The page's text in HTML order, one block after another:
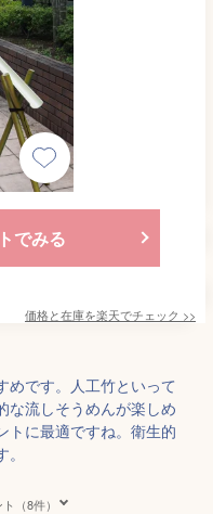
でみる
価格と在庫を楽天でチェック >>
めです。人工竹といって
な流しそうめんが楽しめ
トに最適ですね。衛生的
（8件）